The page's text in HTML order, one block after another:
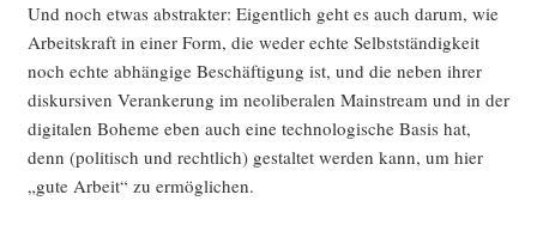
Und noch etwas abs­trak­ter: Eigent­lich geht es auch dar­um, wie
Arbeits­kraft in einer Form, die weder ech­te Selbst­stän­dig­keit
noch ech­te abhän­gi­ge Beschäf­ti­gung ist, und die neben ihrer
dis­kur­si­ven Ver­an­ke­rung im neo­li­be­ra­len Main­stream und in der
digi­ta­len Bohe­me eben auch eine tech­no­lo­gi­sche Basis hat,
denn (poli­tisch und recht­lich) gestal­tet wer­den kann, um hier
„gute Arbeit“ zu ermöglichen.